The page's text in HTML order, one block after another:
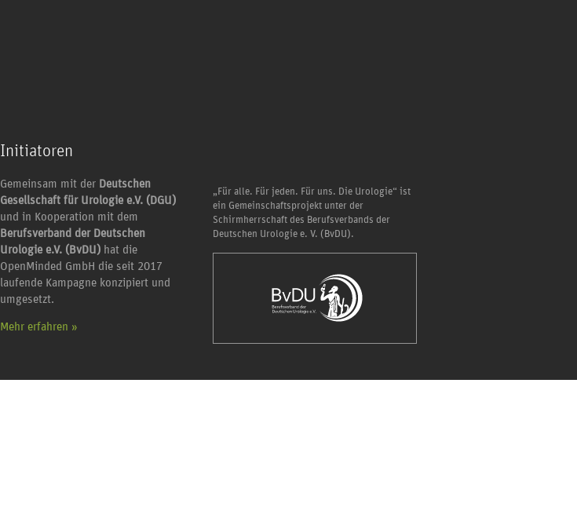
Initiatoren
Gemeinsam mit der Deutschen
Gesellschaft für Urologie e.V. (DGU)
und in Kooperation mit dem
Berufsverband der Deutschen
Urologie e.V. (BvDU)hat die
OpenMinded GmbH die seit 2017
laufende Kampagne konzipiert und
umgesetzt.
Mehr erfahren »
„Für alle. Für jeden. Für uns. Die Urologie“ ist
ein Gemeinschaftsprojekt unter der
Schirmherrschaft des Berufsverbands der
Deutschen Urologie e. V. (BvDU).